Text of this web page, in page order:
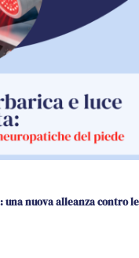
nuova alleanza contro le